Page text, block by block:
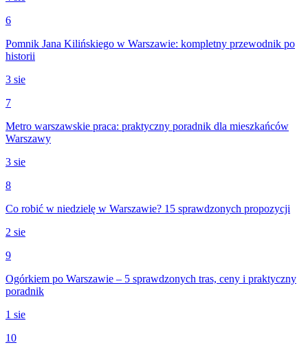
6
Pomnik Jana Kilińskiego w Warszawie: kompletny przewodnik po
historii
3 sie
7
Metro warszawskie praca: praktyczny poradnik dla mieszkańców
Warszawy
3 sie
8
Co robić w niedzielę w Warszawie? 15 sprawdzonych propozycji
2 sie
9
Ogórkiem po Warszawie – 5 sprawdzonych tras, ceny i praktyczny
poradnik
1 sie
10